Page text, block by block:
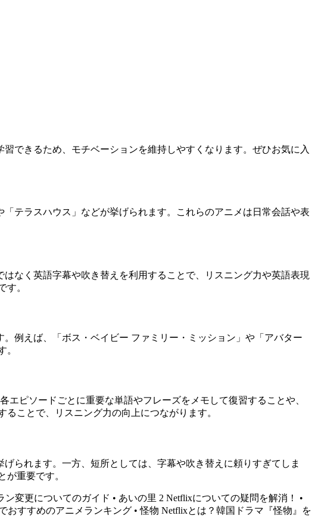
できるため、モチベーションを維持しやすくなります。ぜひお気に入
テラスハウス」などが挙げられます。これらのアニメは日常会話や表
なく英語字幕や吹き替えを利用することで、リスニング力や英語表現
す。
例えば、「ボス・ベイビー ファミリー・ミッション」や「アバター
。
ピソードごとに重要な単語やフレーズをメモして復習することや、
ことで、リスニング力の向上につながります。
られます。一方、短所としては、字幕や吹き替えに頼りすぎてしま
重要です。
ン変更についてのガイド • あいの里 2 Netflixについての疑問を解消！
•
おすすめのアニメランキング •怪物 Netflixとは？韓国ドラマ『怪物』を